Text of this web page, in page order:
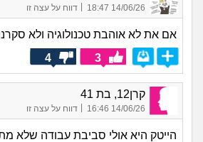
14/06/26 18:47
| דווח על עצה זו
אם את לא אוהבת טכנולוגיה ולא
3
4
קרן12, בת 41
14/06/26 16:46
| דווח על עצה זו
הייטק היא אולי סביבת עבודה שלא